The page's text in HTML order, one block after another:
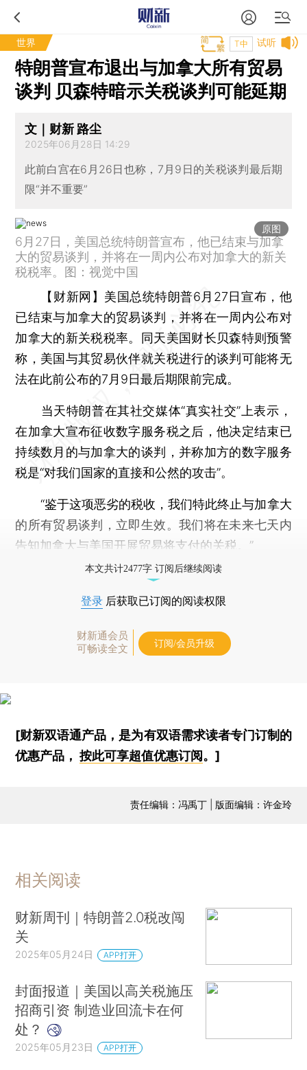
世界 试听
T中
特朗普宣布退出与加拿大所有贸易
谈判 贝森特暗示关税谈判可能延期
文｜财新 路尘
2025年06月28日 14:29
此前白宫在6月26日也称，7月9日的关税谈判最后期
限“并不重要”
原图
6月27日，美国总统特朗普宣布，他已结束与加拿
大的贸易谈判，并将在一周内公布对加拿大的新关
税税率。图：视觉中国
【财新网】 美国总统特朗普6月27日宣布，他
已结束与加拿大的贸易谈判，并将在一周内公布对
加拿大的新关税税率。同天美国财长贝森特则预警
称，美国与其贸易伙伴就关税进行的谈判可能将无
法在此前公布的7月9日最后期限前完成。
当天特朗普在其社交媒体“真实社交”上表示，
在加拿大宣布征收数字服务税之后，他决定结束已
持续数月的与加拿大的谈判，并称加方的数字服务
税是“对我们国家的直接和公然的攻击”。
“鉴于这项恶劣的税收，我们特此终止与加拿大
的所有贸易谈判，立即生效。我们将在未来七天内
告知加拿大与美国开展贸易将支付的关税。”
本文共计2477字 订阅后继续阅读
登录 后获取已订阅的阅读权限
财新通会员
可畅读全文
订阅/会员升级
[财新双语通产品，是为有双语需求读者专门订制的
优惠产品，按此可享超值优惠订阅 。]
责任编辑：冯禹丁 | 版面编辑：许金玲
相关阅读
财新周刊｜特朗普2.0税改闯
关
2025年05月24日 APP打开
封面报道｜美国以高关税施压
招商引资 制造业回流卡在何
处？
2025年05月23日 APP打开